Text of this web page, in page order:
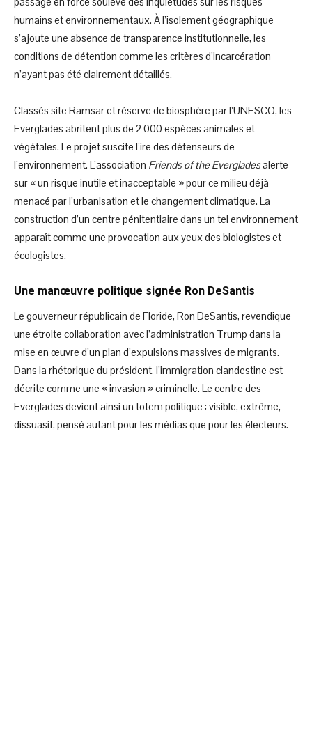
humains et environnementaux. À l’isolement géographique
s’ajoute une absence de transparence institutionnelle, les
conditions de détention comme les critères d’incarcération
n’ayant pas été clairement détaillés.
Classés site Ramsar et réserve de biosphère par l’UNESCO, les
Everglades abritent plus de 2 000 espèces animales et
végétales. Le projet suscite l’ire des défenseurs de
l’environnement. L’association Friends of the Evergladesalerte
sur « un risque inutile et inacceptable » pour ce milieu déjà
menacé par l’urbanisation et le changement climatique. La
construction d’un centre pénitentiaire dans un tel environnement
apparaît comme une provocation aux yeux des biologistes et
écologistes.
Une manœuvre politique signée Ron DeSantis
Le gouverneur républicain de Floride, Ron DeSantis, revendique
une étroite collaboration avec l’administration Trump dans la
mise en œuvre d’un plan d’expulsions massives de migrants.
Dans la rhétorique du président, l’immigration clandestine est
décrite comme une « invasion » criminelle. Le centre des
Everglades devient ainsi un totem politique : visible, extrême,
dissuasif, pensé autant pour les médias que pour les électeurs.